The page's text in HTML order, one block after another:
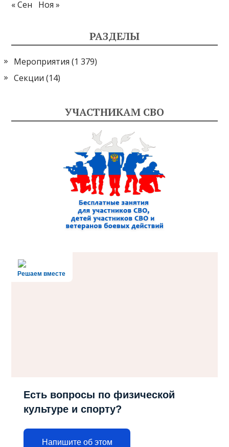
« Сен Ноя »
РАЗДЕЛЫ
Мероприятия (1 379)
Секции (14)
УЧАСТНИКАМ СВО
Решаем вместе
Есть вопросы по физической
культуре и спорту?
Напишите об этом